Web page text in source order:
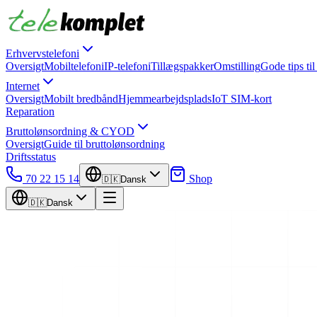
Erhvervstelefoni
OversigtMobiltelefoniIP-telefoniTillægspakkerOmstillingGode tips til
Internet
OversigtMobilt bredbåndHjemmearbejdspladsIoT SIM-kort
Reparation
Bruttolønsordning & CYOD
OversigtGuide til bruttolønsordning
Driftsstatus
70 22 15 14
🇩🇰Dansk Shop
🇩🇰Dansk